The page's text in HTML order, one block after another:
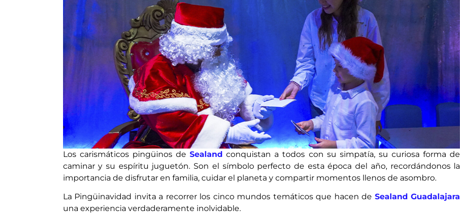
Los carismáticos pingüinos deSealand conquistan a todos con su simpatía, su curiosa forma de
caminar y su espíritu juguetón. Son el símbolo perfecto de esta época del año, recordándonos la
importancia de disfrutar en familia, cuidar el planeta y compartir momentos llenos de asombro.
La Pingüinavidad invita a recorrer los cinco mundos temáticos que hacen de Sealand Guadalajara
una experiencia verdaderamente inolvidable.